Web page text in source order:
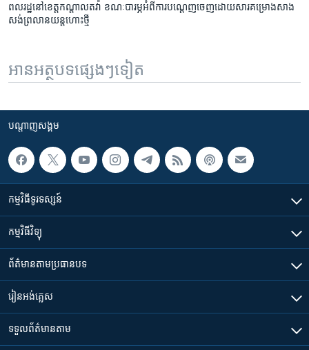
ពលរដ្ឋ​នៅ​ខេត្ត​កណ្តាល​តវ៉ា ​ខណៈ​​បារម្ភ​អំពី​ការ​បណ្តេញ​ចេញ​ដោយសារ​គម្រោង​សាង​
សង់​ព្រលាន​យន្តហោះ​ថ្មី
អានអត្ថបទផ្សេងៗទៀត
បណ្តាញ​សង្គម
កម្មវិធី​ទូរទស្សន៍
កម្មវិធី​វិទ្យុ
ព័ត៌មាន​តាមប្រធានបទ​
រៀន​​អង់គ្លេស
ទទួល​ព័ត៌មាន​តាម